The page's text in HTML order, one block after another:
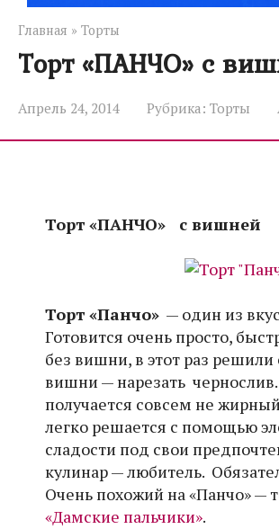
Главная » Торты
Торт «ПАНЧО» с
Апрель 24, 2014 Рубрика: Торты
Торт «ПАНЧО» с вишней
Торт «Панчо» — один из
Готовится очень просто,
без вишни, в этот раз
вишни — нарезать
получается совсем не
легко решается с помощью
сладости под свои
кулинар — любитель.
Очень похожий на «Панчо» —
«Дамские пальчики».